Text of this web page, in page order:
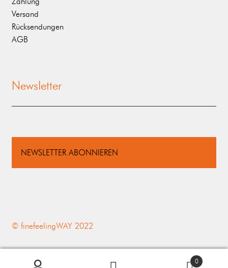
Versand
Rücksendungen
AGB
Newsletter
NEWSLETTER ABONNIEREN
© finefeelingWAY 2022
0